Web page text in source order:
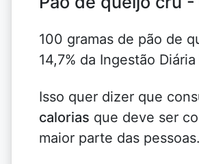
100 gramas de pão de
14,7% da Ingestão
Isso quer dizer que
calorias que deve ser
maior parte das pessoas.